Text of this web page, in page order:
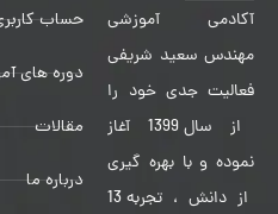
آکادمی آموزشی
مهندس سعید شریفی
فعالیت جدی خود را
از سال 1399 آغاز
نموده و با بهره گیری
از دانش ، تجربه 13
حساب
دوره های
مقالات
درباره ما